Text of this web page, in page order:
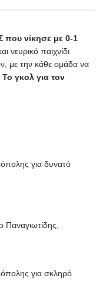
που νίκησε με 0-1
νευρικό παιχνίδι
με την κάθε ομάδα να
Το γκολ για τον
για δυνατό
για σκληρό